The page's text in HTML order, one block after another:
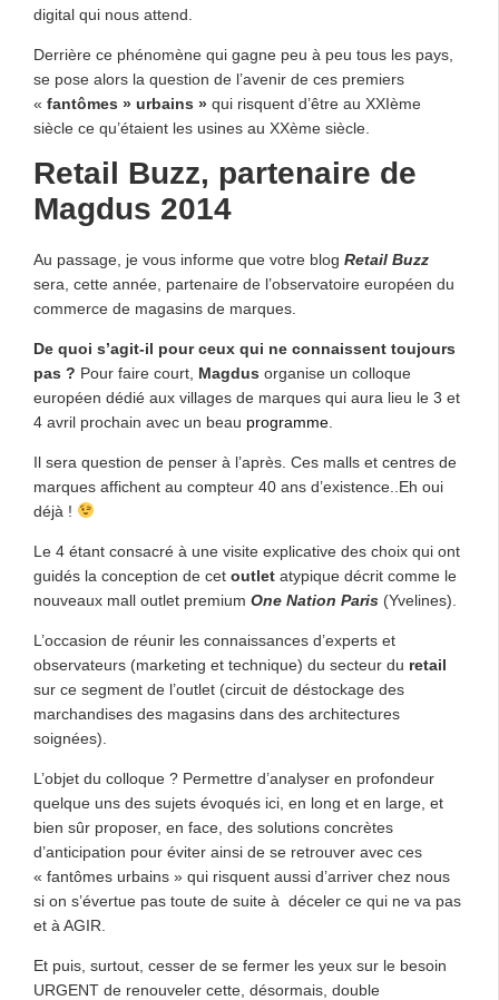
digital qui nous attend.
Derrière ce phénomène qui gagne peu à peu tous les pays,
se pose alors la question de l’avenir de ces premiers
« fantômes » urbains » qui risquent d’être au XXIème
siècle ce qu’étaient les usines au XXème siècle.
Retail Buzz, partenaire de
Magdus 2014
Au passage, je vous informe que votre blog Retail Buzz
sera, cette année, partenaire de l’observatoire européen du
commerce de magasins de marques.
De quoi s’agit-il pour ceux qui ne connaissent toujours
pas ? Pour faire court, Magdus organise un colloque
européen dédié aux villages de marques qui aura lieu le 3 et
4 avril prochain avec un beau programme
Il sera question de penser à l’après. Ces malls et centres de
marques affichent au compteur 40 ans d’existence..Eh oui
déjà !
Le 4 étant consacré à une visite explicative des choix qui ont
guidés la conception de cet outlet atypique décrit comme le
nouveaux mall outlet premium One Nation Paris (Yvelines).
L’occasion de réunir les connaissances d’experts et
observateurs (marketing et technique) du secteur du retail
sur ce segment de l’outlet (circuit de déstockage des
marchandises des magasins dans des architectures
soignées).
L’objet du colloque ? Permettre d’analyser en profondeur
quelque uns des sujets évoqués ici, en long et en large, et
bien sûr proposer, en face, des solutions concrètes
d’anticipation pour éviter ainsi de se retrouver avec ces
« fantômes urbains » qui risquent aussi d’arriver chez nous
si on s’évertue pas toute de suite à déceler ce qui ne va pas
et à AGIR.
Et puis, surtout, cesser de se fermer les yeux sur le besoin
URGENT de renouveler cette, désormais, double